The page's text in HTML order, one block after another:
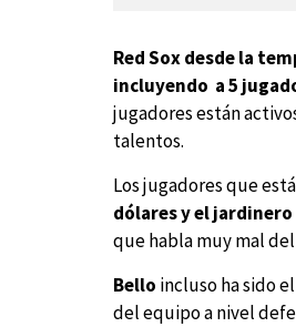
Red Sox desde la
incluyendo a 5
jugadores están
talentos.
Los jugadores que
dólares y el
que habla muy mal
Bello incluso ha sido
del equipo a nivel